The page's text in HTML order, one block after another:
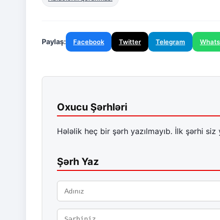
Paylaş: Facebook Twitter Telegram
Oxucu Şərhləri
Hələlik heç bir şərh yazılmayıb. İlk şərhi siz
Şərh Yaz